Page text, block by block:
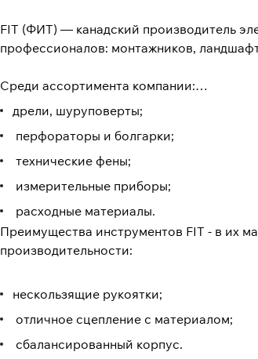
FIT (ФИТ) — канадский производитель
профессионалов: монтажников,
Среди ассортимента компании:
дрели, шуруповерты;
перфораторы и болгарки;
технические фены;
измерительные приборы;
расходные материалы.
Преимущества инструментов FIT - в их
производительности:
нескользящие рукоятки;
отличное сцепление с материалом;
сбалансированный корпус.